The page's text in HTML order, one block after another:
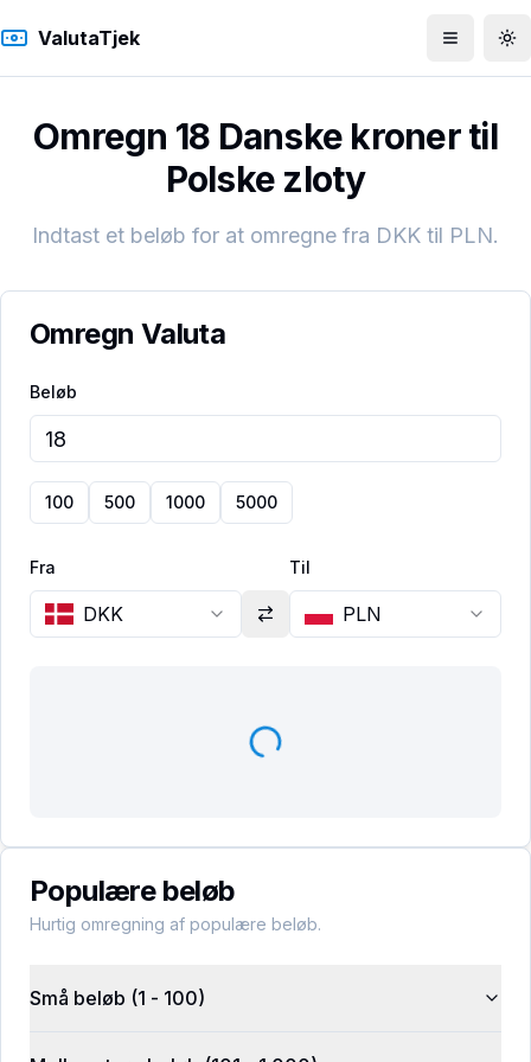
ValutaTjek Åbn menu
Omregn 18 Danske kroner til
Polske zloty
Indtast et beløb for at omregne fra DKK til PLN.
Omregn Valuta
Beløb
100 500 1000 5000
Fra
DKK
Til
PLN
Populære beløb
Hurtig omregning af populære beløb.
Små beløb (1 - 100)